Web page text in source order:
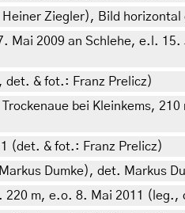
Ziegler), Bild
Mai 2009 an Schlehe, e.l.
det. & fot.: Franz Prelicz)
bei Kleinkems,
(det. & fot.: Franz Prelicz)
Dumke), det. Markus
m, e.o. 8. Mai 2011